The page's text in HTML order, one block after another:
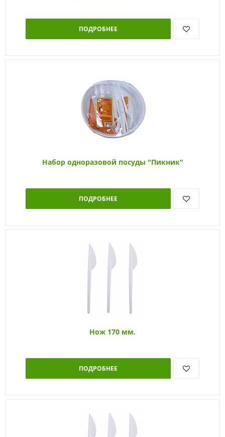
ПОДРОБНЕЕ
Набор одноразовой посуды "Пикник"
ПОДРОБНЕЕ
Нож 170 мм.
ПОДРОБНЕЕ